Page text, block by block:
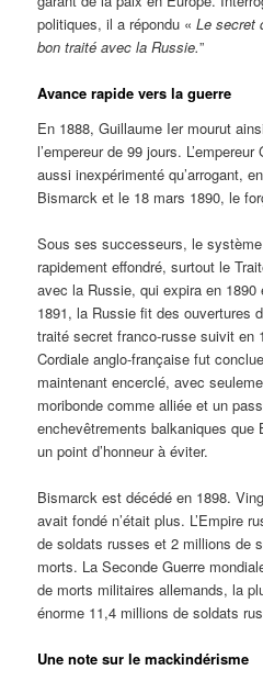
politiques, il a répondu «Le secret
bon traité avec la Russie.”
Avance rapide vers la guerre
En 1888, Guillaume Ier mourut
l’empereur de 99 jours.
aussi inexpérimenté qu’arrogant,
Bismarck et le 18 mars 1890, le
Sous ses successeurs, le
rapidement effondré, surtout le
avec la Russie, qui expira en
1891, la Russie fit des ouvertures
traité secret franco-russe suivit en
Cordiale anglo-française fut
maintenant encerclé, avec
moribonde comme alliée et un
enchevêtrements balkaniques
un point d’honneur à éviter.
Bismarck est décédé en 1898.
avait fondé n’était plus. L’Empire
de soldats russes et 2 millions de
morts. La Seconde Guerre
de morts militaires allemands, la
énorme 11,4 millions de soldats
Une note sur le mackindérisme